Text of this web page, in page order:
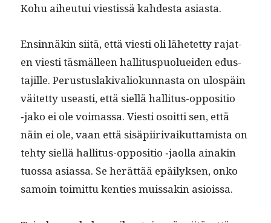
Kohu aiheu­tui viestis­sä kahdes­ta asiasta.
Ensin­näkin siitä, että viesti oli lähetet­ty rajat­
en viesti täs­mälleen hal­li­tus­puoluei­den edus­
ta­jille. Perus­tus­laki­valiokun­nas­ta on ulospäin
väitet­ty use­asti, että siel­lä hal­li­tus-oppo­si­tio
‑jako ei ole voimas­sa. Viesti osoit­ti sen, että
näin ei ole, vaan että sisäpi­iri­vaikut­tamista on
tehty siel­lä hal­li­tus-oppo­si­tio ‑jaol­la ainakin
tuos­sa asi­as­sa. Se herät­tää epäi­lyk­sen, onko
samoin toimit­tu ken­ties muis­sakin asioissa.